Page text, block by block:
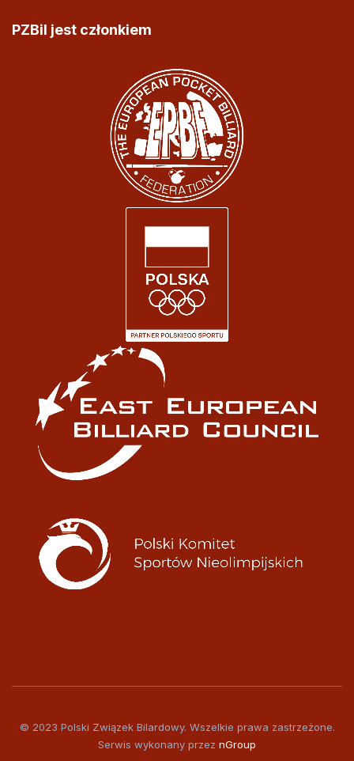
PZBil jest członkiem
© 2023 Polski Związek Bilardowy. Wszelkie prawa zastrzeżone.
Serwis wykonany przez nGroup